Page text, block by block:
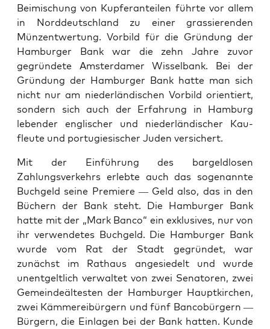
Beimis­chung von Kupfer­an­teilen führte vor allem
in Nord­deutsch­land zu ein­er grassieren­den
Münzen­twer­tung. Vor­bild für die Grün­dung der
Ham­burg­er Bank war die zehn Jahre zuvor
gegrün­dete Ams­ter­damer Wis­sel­bank. Bei der
Grün­dung der Ham­burg­er Bank hat­te man sich
nicht nur am nieder­ländis­chen Vor­bild ori­en­tiert,
son­dern sich auch der Erfahrung in Ham­burg
leben­der englis­ch­er und nieder­ländis­ch­er Kau­
fleute und por­tugiesis­ch­er Juden ver­sichert.
Mit der Ein­führung des bargeld­losen
Zahlungsverkehrs erlebte auch das soge­nan­nte
Buchgeld seine Pre­miere — Geld also, das in den
Büch­ern der Bank ste­ht. Die Ham­burg­er Bank
hat­te mit der „Mark Ban­co“ ein exk­lu­sives, nur von
ihr ver­wen­detes Buchgeld. Die Ham­burg­er Bank
wurde vom Rat der Stadt gegrün­det, war
zunächst im Rathaus ange­siedelt und wurde
unent­geltlich ver­wal­tet von zwei Sen­a­toren, zwei
Gemein­deäl­testen der Ham­burg­er Haup­tkirchen,
zwei Käm­mereibürg­ern und fünf Ban­cobürg­ern —
Bürg­ern, die Ein­la­gen bei der Bank hat­ten. Kunde